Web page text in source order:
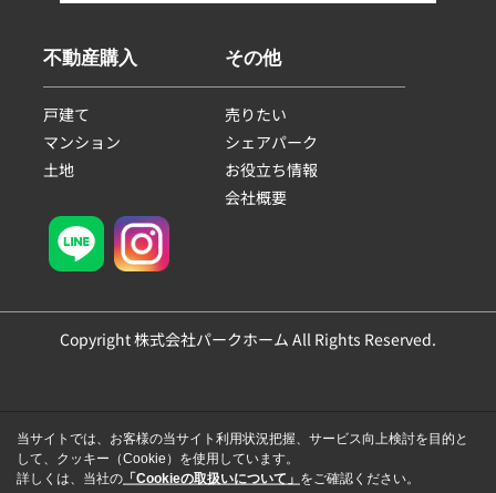
不動産購入
戸建て
マンション
土地
その他
売りたい
シェアパーク
お役立ち情報
会社概要
Copyright 株式会社パークホーム All Rights Reserved.
当サイトでは、お客様の当サイト利用状況把握、サービス向上検討を目的と
して、クッキー（Cookie）を使用しています。
詳しくは、当社の 「Cookieの取扱いについて」 をご確認ください。